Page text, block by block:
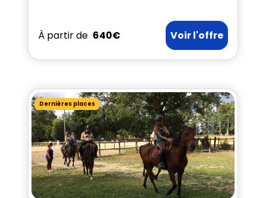
À partir de 640€ Voir l'offre
Dernières places